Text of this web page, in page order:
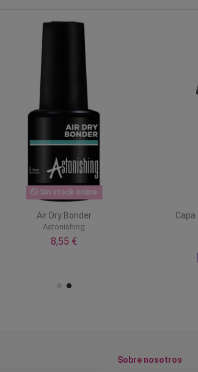
Sin stock online
Air Dry Bonder
Astonishing
8,55 €
Sobre nosotros